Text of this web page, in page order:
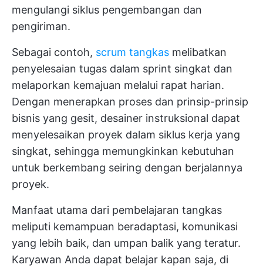
mengulangi siklus pengembangan dan
pengiriman.
Sebagai contoh, scrum tangkas melibatkan
penyelesaian tugas dalam sprint singkat dan
melaporkan kemajuan melalui rapat harian.
Dengan menerapkan proses dan prinsip-prinsip
bisnis yang gesit, desainer instruksional dapat
menyelesaikan proyek dalam siklus kerja yang
singkat, sehingga memungkinkan kebutuhan
untuk berkembang seiring dengan berjalannya
proyek.
Manfaat utama dari pembelajaran tangkas
meliputi kemampuan beradaptasi, komunikasi
yang lebih baik, dan umpan balik yang teratur.
Karyawan Anda dapat belajar kapan saja, di